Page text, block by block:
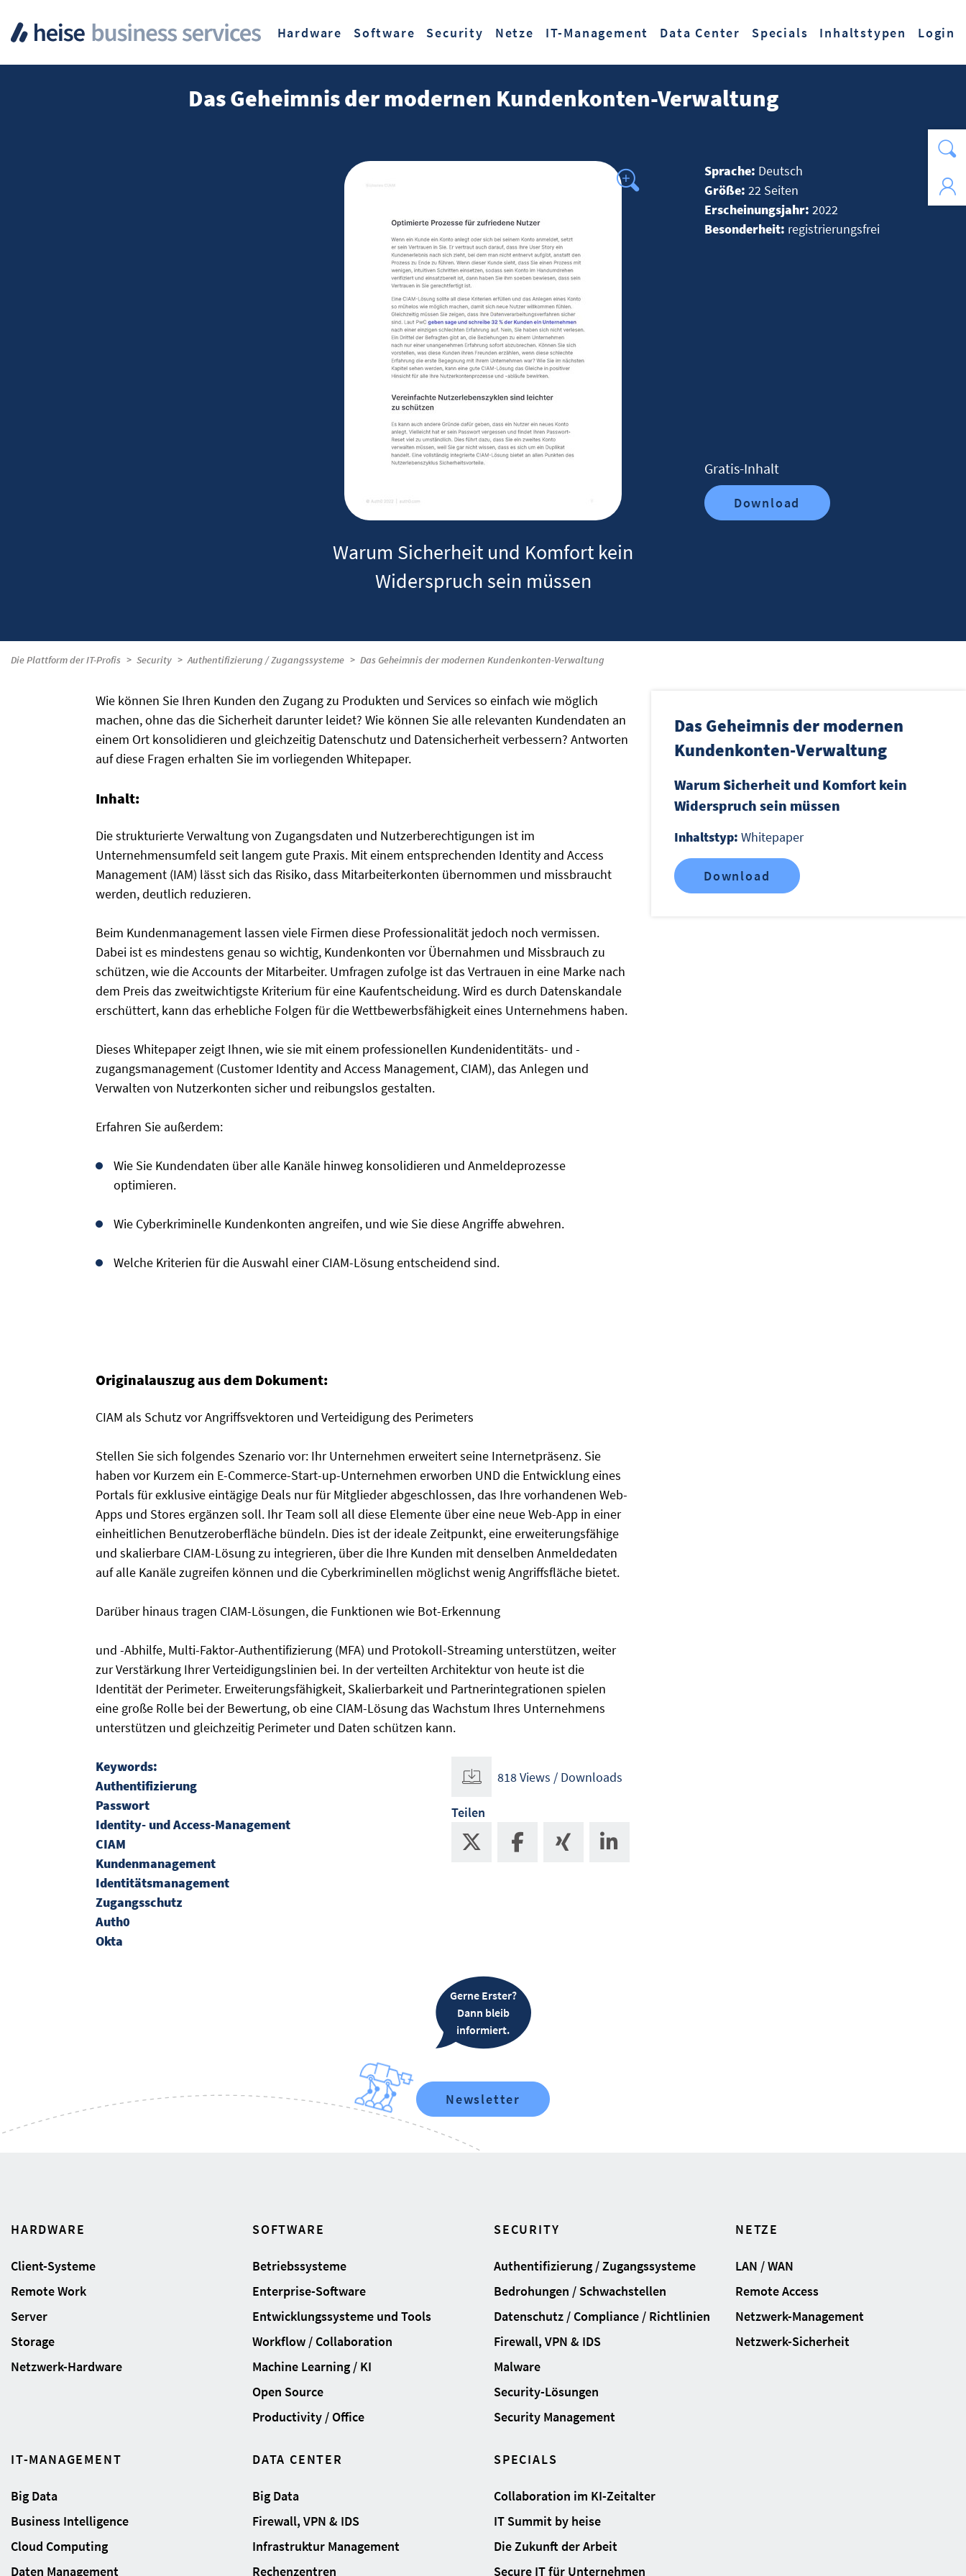
Hardware
Software Security Netze IT-Management Data Center Specials Inhaltstypen Login
Das Geheimnis der modernen Kundenkonten-Verwaltung
Warum Sicherheit und Komfort kein
Widerspruch sein müssen
Sprache: Deutsch
Größe: 22 Seiten
Erscheinungsjahr: 2022
Besonderheit: registrierungsfrei
Gratis-Inhalt
Download
Die Plattform der IT-Profis Security Authentifizierung / Zugangssysteme Das Geheimnis der modernen Kundenkonten-Verwaltung
Wie können Sie Ihren Kunden den Zugang zu Produkten und Services so einfach wie möglich
machen, ohne das die Sicherheit darunter leidet? Wie können Sie alle relevanten Kundendaten an
einem Ort konsolidieren und gleichzeitig Datenschutz und Datensicherheit verbessern? Antworten
auf diese Fragen erhalten Sie im vorliegenden Whitepaper.
Inhalt:
Die strukturierte Verwaltung von Zugangsdaten und Nutzerberechtigungen ist im
Unternehmensumfeld seit langem gute Praxis. Mit einem entsprechenden Identity and Access
Management (IAM) lässt sich das Risiko, dass Mitarbeiterkonten übernommen und missbraucht
werden, deutlich reduzieren.
Beim Kundenmanagement lassen viele Firmen diese Professionalität jedoch noch vermissen.
Dabei ist es mindestens genau so wichtig, Kundenkonten vor Übernahmen und Missbrauch zu
schützen, wie die Accounts der Mitarbeiter. Umfragen zufolge ist das Vertrauen in eine Marke nach
dem Preis das zweitwichtigste Kriterium für eine Kaufentscheidung. Wird es durch Datenskandale
erschüttert, kann das erhebliche Folgen für die Wettbewerbsfähigkeit eines Unternehmens haben.
Dieses Whitepaper zeigt Ihnen, wie sie mit einem professionellen Kundenidentitäts- und -
zugangsmanagement (Customer Identity and Access Management, CIAM), das Anlegen und
Verwalten von Nutzerkonten sicher und reibungslos gestalten.
Erfahren Sie außerdem:
Wie Sie Kundendaten über alle Kanäle hinweg konsolidieren und Anmeldeprozesse
optimieren.
Wie Cyberkriminelle Kundenkonten angreifen, und wie Sie diese Angriffe abwehren.
Welche Kriterien für die Auswahl einer CIAM-Lösung entscheidend sind.
Originalauszug aus dem Dokument:
CIAM als Schutz vor Angriffsvektoren und Verteidigung des Perimeters
Stellen Sie sich folgendes Szenario vor: Ihr Unternehmen erweitert seine Internetpräsenz. Sie
haben vor Kurzem ein E-Commerce-Start-up-Unternehmen erworben UND die Entwicklung eines
Portals für exklusive eintägige Deals nur für Mitglieder abgeschlossen, das Ihre vorhandenen Web-
Apps und Stores ergänzen soll. Ihr Team soll all diese Elemente über eine neue Web-App in einer
einheitlichen Benutzeroberfläche bündeln. Dies ist der ideale Zeitpunkt, eine erweiterungsfähige
und skalierbare CIAM-Lösung zu integrieren, über die Ihre Kunden mit denselben Anmeldedaten
auf alle Kanäle zugreifen können und die Cyberkriminellen möglichst wenig Angriffsfläche bietet.
Darüber hinaus tragen CIAM-Lösungen, die Funktionen wie Bot-Erkennung
und -Abhilfe, Multi-Faktor-Authentifizierung (MFA) und Protokoll-Streaming unterstützen, weiter
zur Verstärkung Ihrer Verteidigungslinien bei. In der verteilten Architektur von heute ist die
Identität der Perimeter. Erweiterungsfähigkeit, Skalierbarkeit und Partnerintegrationen spielen
eine große Rolle bei der Bewertung, ob eine CIAM-Lösung das Wachstum Ihres Unternehmens
unterstützen und gleichzeitig Perimeter und Daten schützen kann.
Keywords:
Authentifizierung
Passwort
Identity- und Access-Management
CIAM
Kundenmanagement
Identitätsmanagement
Zugangsschutz
Auth0
Okta
818 Views / Downloads
Teilen
Das Geheimnis der modernen
Kundenkonten-Verwaltung
Warum Sicherheit und Komfort kein
Widerspruch sein müssen
Inhaltstyp: Whitepaper
Download
Gerne Erster?
Dann bleib
informiert.
Newsletter
HARDWARE
Client-Systeme
Remote Work
Server
Storage
Netzwerk-Hardware
SOFTWARE
Betriebssysteme
Enterprise-Software
Entwicklungssysteme und Tools
Workflow / Collaboration
Machine Learning / KI
Open Source
Productivity / Office
SECURITY
Authentifizierung / Zugangssysteme
Bedrohungen / Schwachstellen
Datenschutz / Compliance / Richtlinien
Firewall, VPN & IDS
Malware
Security-Lösungen
Security Management
NETZE
LAN / WAN
Remote Access
Netzwerk-Management
Netzwerk-Sicherheit
IT-MANAGEMENT
Big Data
Business Intelligence
Cloud Computing
Daten Management
DATA CENTER
Big Data
Firewall, VPN & IDS
Infrastruktur Management
Rechenzentren
SPECIALS
Collaboration im KI-Zeitalter
IT Summit by heise
Die Zukunft der Arbeit
Secure IT für Unternehmen